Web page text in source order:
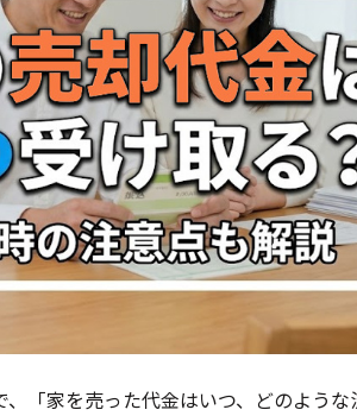
「家を売った代金はいつ、どのよう